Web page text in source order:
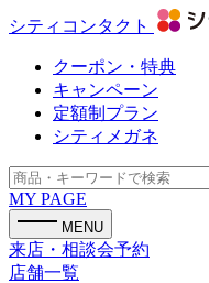
シティコンタクト
クーポン・特典
キャンペーン
定額制プラン
シティメガネ
MY PAGE
MENU
来店・相談会予約
店舗一覧